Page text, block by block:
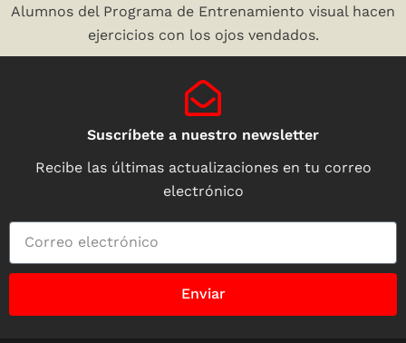
Alumnos del Programa de Entrenamiento visual hacen
ejercicios con los ojos vendados.
Suscríbete a nuestro newsletter
Recibe las últimas actualizaciones en tu correo
electrónico
Enviar